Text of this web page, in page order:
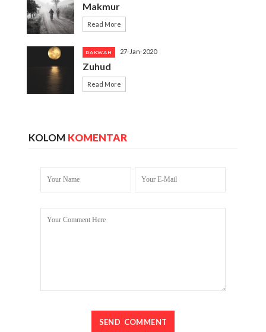
Makmur
Read More
DAKWAH 27-Jan-2020
Zuhud
Read More
KOLOM KOMENTAR